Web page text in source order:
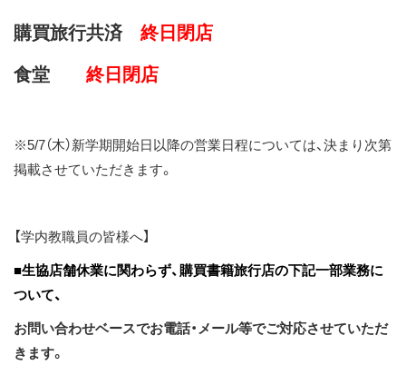
購買旅行共済 終日閉店
食堂 終日閉店
※5/7（木）新学期開始日以降の営業日程については、決まり次第
掲載させていただきます。
【学内教職員の皆様へ】
■生協店舗休業に関わらず、購買書籍旅行店の下記一部業務に
ついて、
お問い合わせベースでお電話・メール等でご対応させていただ
きます。